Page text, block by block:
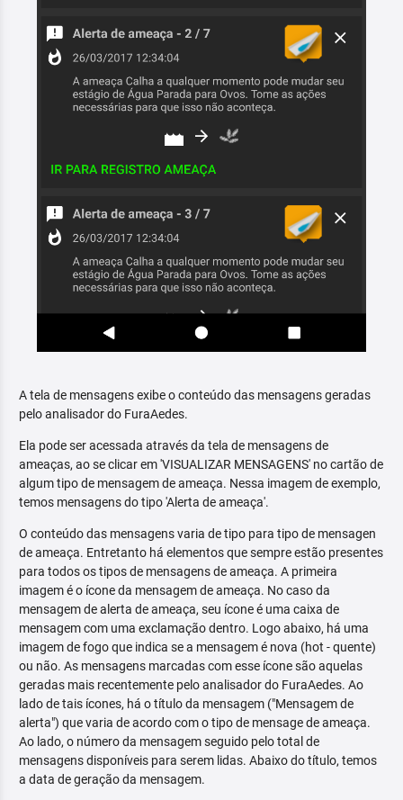
A tela de mensagens exibe o conteúdo das mensagens geradas
pelo analisador do FuraAedes.
Ela pode ser acessada através da tela de mensagens de
ameaças, ao se clicar em 'VISUALIZAR MENSAGENS' no cartão de
algum tipo de mensagem de ameaça. Nessa imagem de exemplo,
temos mensagens do tipo 'Alerta de ameaça'.
O conteúdo das mensagens varia de tipo para tipo de mensagen
de ameaça. Entretanto há elementos que sempre estão presentes
para todos os tipos de mensagens de ameaça. A primeira
imagem é o ícone da mensagem de ameaça. No caso da
mensagem de alerta de ameaça, seu ícone é uma caixa de
mensagem com uma exclamação dentro. Logo abaixo, há uma
imagem de fogo que indica se a mensagem é nova (hot - quente)
ou não. As mensagens marcadas com esse ícone são aquelas
geradas mais recentemente pelo analisador do FuraAedes. Ao
lado de tais ícones, há o título da mensagem ("Mensagem de
alerta") que varia de acordo com o tipo de mensage de ameaça.
Ao lado, o número da mensagem seguido pelo total de
mensagens disponíveis para serem lidas. Abaixo do título, temos
a data de geração da mensagem.